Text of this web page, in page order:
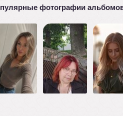
фотографии